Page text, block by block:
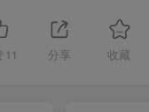
11 分享 收藏